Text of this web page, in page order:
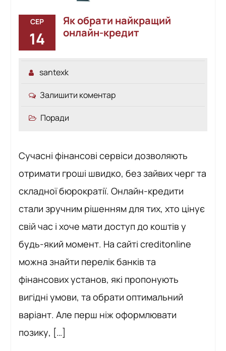
СЕР
14
Як обрати найкращий
онлайн-кредит
santexk
Залишити коментар
Поради
Сучасні фінансові сервіси дозволяють
отримати гроші швидко, без зайвих черг та
складної бюрократії. Онлайн-кредити
стали зручним рішенням для тих, хто цінує
свій час і хоче мати доступ до коштів у
будь-який момент. На сайті creditonline
можна знайти перелік банків та
фінансових установ, які пропонують
вигідні умови, та обрати оптимальний
варіант. Але перш ніж оформлювати
позику, […]